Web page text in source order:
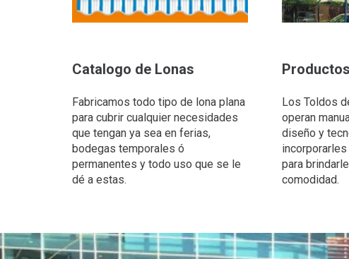
Catalogo de Lonas
Fabricamos todo tipo de lona plana
para cubrir cualquier necesidades
que tengan ya sea en ferias,
bodegas temporales ó
permanentes y todo uso que se le
dé a estas.
Productos
Los Toldos
operan
diseño y
para
comodidad.